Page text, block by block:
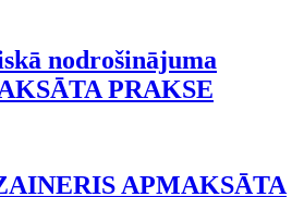
nodrošinājuma
PRAKSE
APMAKSĀTA